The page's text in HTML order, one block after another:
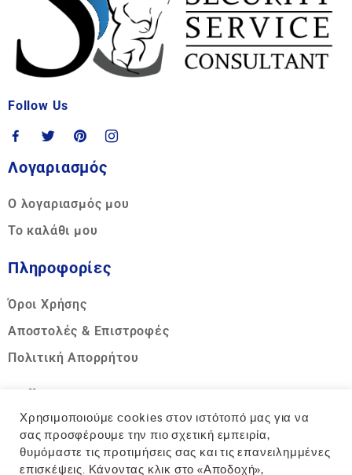
Follow Us
Λογαριασμός
Ο λογαριασμός μου
Το καλάθι μου
Πληροφορίες
Όροι Χρήσης
Αποστολές & Επιστροφές
Πολιτική Απορρήτου
Call us
Hotline:
+30 2810 317311
Χρησιμοποιούμε cookies στον ιστότοπό μας για να
σας προσφέρουμε την πιο σχετική εμπειρία,
θυμόμαστε τις προτιμήσεις σας και τις επανειλημμένες
επισκέψεις. Κάνοντας κλικ στο «Αποδοχή»,